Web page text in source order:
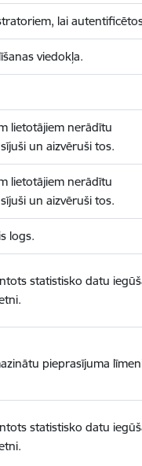
lai
viedokļa.
lietotājiem nerādītu
un aizvēruši tos.
lietotājiem nerādītu
un aizvēruši tos.
logs.
statistisko datu
pieprasījuma
statistisko datu